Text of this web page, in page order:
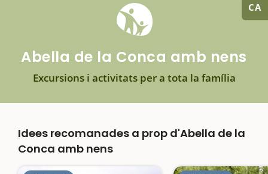
CA
Abella de la Conca amb nens
Excursions i activitats per a tota la família
Idees recomanades a prop d'Abella de la
Conca amb nens